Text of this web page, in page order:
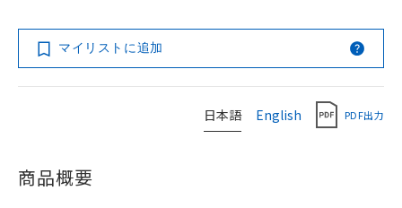
マイリストに追加
日本語 English PDF出力
商品概要